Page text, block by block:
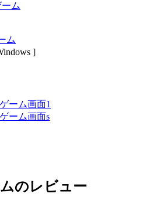
ム
ム
]
のレビュー